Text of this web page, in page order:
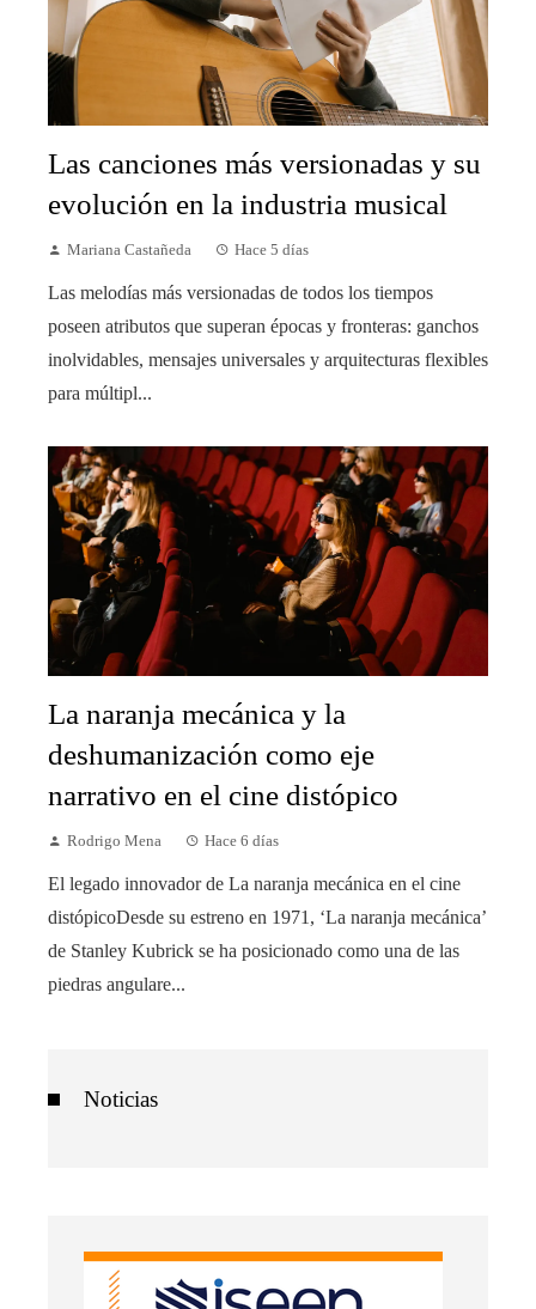
Las canciones más versionadas y su
evolución en la industria musical
Mariana Castañeda Hace 5 días
Las melodías más versionadas de todos los tiempos
poseen atributos que superan épocas y fronteras: ganchos
inolvidables, mensajes universales y arquitecturas flexibles
para múltipl...
La naranja mecánica y la
deshumanización como eje
narrativo en el cine distópico
Rodrigo Mena Hace 6 días
El legado innovador de La naranja mecánica en el cine
distópicoDesde su estreno en 1971, ‘La naranja mecánica’
de Stanley Kubrick se ha posicionado como una de las
piedras angulare...
Noticias